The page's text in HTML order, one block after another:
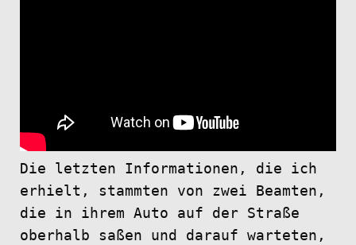
Die letzten Informationen, die ich
erhielt, stammten von zwei Beamten,
die in ihrem Auto auf der Straße
oberhalb saßen und darauf warteten,